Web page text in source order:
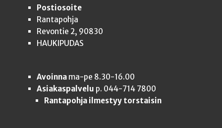
Postiosoite
Rantapohja
Revontie 2, 90830
HAUKIPUDAS
Avoinnama-pe 8.30-16.00
Asiakaspalvelu p. 044-714 7800
Rantapohja ilmestyy torstaisin